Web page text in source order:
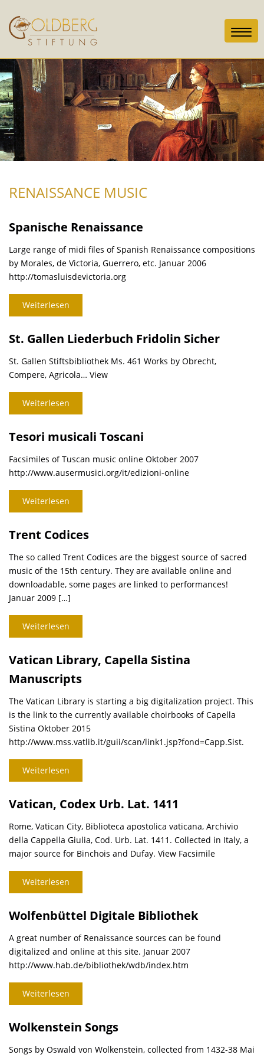
RENAISSANCE MUSIC
Spanische Renaissance
Large range of midi files of Spanish Renaissance compositions
by Morales, de Victoria, Guerrero, etc. Januar 2006
http://tomasluisdevictoria.org
Weiterlesen
St. Gallen Liederbuch Fridolin Sicher
St. Gallen Stiftsbibliothek Ms. 461 Works by Obrecht,
Compere, Agricola… View
Weiterlesen
Tesori musicali Toscani
Facsimiles of Tuscan music online Oktober 2007
http://www.ausermusici.org/it/edizioni-online
Weiterlesen
Trent Codices
The so called Trent Codices are the biggest source of sacred
music of the 15th century. They are available online and
downloadable, some pages are linked to performances!
Januar 2009 […]
Weiterlesen
Vatican Library, Capella Sistina
Manuscripts
The Vatican Library is starting a big digitalization project. This
is the link to the currently available choirbooks of Capella
Sistina Oktober 2015
http://www.mss.vatlib.it/guii/scan/link1.jsp?fond=Capp.Sist.
Weiterlesen
Vatican, Codex Urb. Lat. 1411
Rome, Vatican City, Biblioteca apostolica vaticana, Archivio
della Cappella Giulia, Cod. Urb. Lat. 1411. Collected in Italy, a
major source for Binchois and Dufay. View Facsimile
Weiterlesen
Wolfenbüttel Digitale Bibliothek
A great number of Renaissance sources can be found
digitalized and online at this site. Januar 2007
http://www.hab.de/bibliothek/wdb/index.htm
Weiterlesen
Wolkenstein Songs
Songs by Oswald von Wolkenstein, collected from 1432-38 Mai